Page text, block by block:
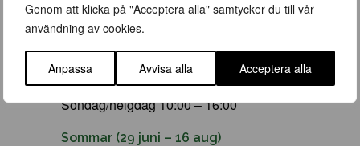
Genom att klicka på "Acceptera alla" samtycker du till vår
användning av cookies.
Anpassa Avvisa alla Acceptera alla
ÖPPETTIDER
Vardagar 09:00 – 19:00
Lördag 10:00 – 16:00
Söndag/helgdag 10:00 – 16:00
Sommar (29 juni – 16 aug)